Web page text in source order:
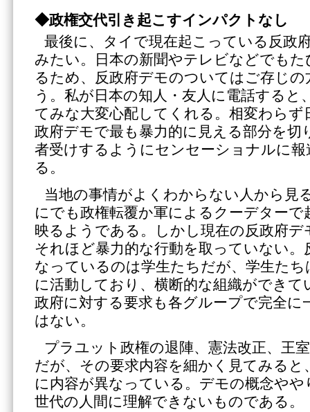
◆政権交代引き起こすインパクトなし
最後に、タイで現在起こっている反政
みたい。日本の新聞やテレビなどでも
るため、反政府デモのついてはご存じ
う。私が日本の知人・友人に電話すると
てみな大変心配してくれる。相変わら
政府デモで最も暴力的に見える部分を切
者受けするようにセンセーショナルに
る。
当地の事情がよくわからない人から見
にでも政権転覆か軍によるクーデター
映るようである。しかし現在の反政府デ
それほど暴力的な行動を取っていない。
なっているのは学生たちだが、学生たち
に活動しており、横断的な組織ができ
政府に対する要求も各グループで完全に
はない。
プラユット政権の退陣、憲法改正、王
だが、その要求内容を細かく見てみると
に内容が異なっている。デモの概念や
世代の人間に理解できないものである。